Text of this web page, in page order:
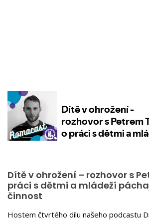
Dítě v ohrožení – rozhovor s
práci s dětmi a mládeží
činnost
Hostem čtvrtého dílu našeho podcastu